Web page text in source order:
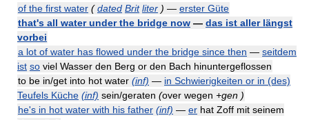
of the first water ( dated Brit liter ) — erster Güte
that's all water under the bridge now — das ist aller längst
vorbei
a lot of water has flowed under the bridge since then — seitdem
ist so viel Wasser den Berg or den Bach hinuntergeflossen
to be in/get into hot water (inf) — in Schwierigkeiten or in (des)
Teufels Küche (inf) sein/geraten (over wegen +gen )
he's in hot water with his father (inf) — er hat Zoff mit seinem